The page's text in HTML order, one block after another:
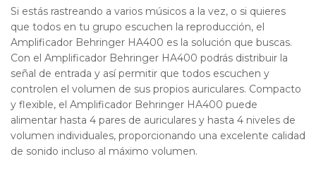
Si estás rastreando a varios músicos a la vez, o si quieres
que todos en tu grupo escuchen la reproducción, el
Amplificador Behringer HA400 es la solución que buscas.
Con el Amplificador Behringer HA400 podrás distribuir la
señal de entrada y así permitir que todos escuchen y
controlen el volumen de sus propios auriculares. Compacto
y flexible, el Amplificador Behringer HA400 puede
alimentar hasta 4 pares de auriculares y hasta 4 niveles de
volumen individuales, proporcionando una excelente calidad
de sonido incluso al máximo volumen.